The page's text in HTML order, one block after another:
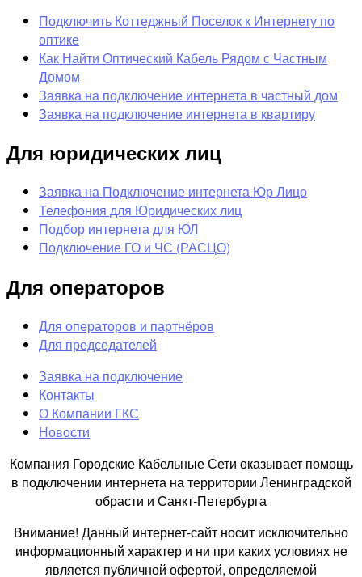
Подключить Коттеджный Поселок к Интернету по
оптике
Как Найти Оптический Кабель Рядом с Частным
Домом
Заявка на подключение интернета в частный дом
Заявка на подключение интернета в квартиру
Для юридических лиц
Заявка на Подключение интернета Юр Лицо
Телефония для Юридических лиц
Подбор интернета для ЮЛ
Подключение ГО и ЧС (РАСЦО)
Для операторов
Для операторов и партнёров
Для председателей
Заявка на подключение
Контакты
О Компании ГКС
Новости
Компания Городские Кабельные Сети оказывает помощь
в подключении интернета на территории Ленинградской
обрасти и Санкт-Петербурга
Внимание! Данный интернет-сайт носит исключительно
информационный характер и ни при каких условиях не
является публичной офертой, определяемой